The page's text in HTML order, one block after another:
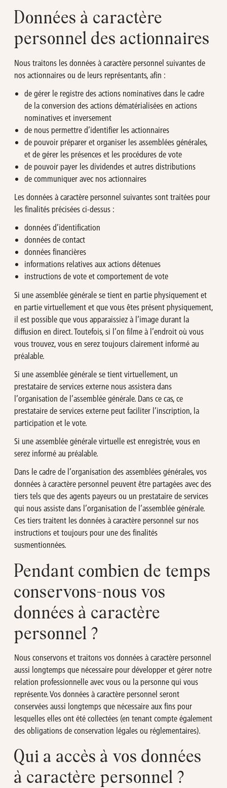
Données à caractère
personnel des actionnaires
Nous traitons les données à caractère personnel suivantes de
nos actionnaires ou de leurs représentants, afin :
de gérer le registre des actions nominatives dans le cadre
de la conversion des actions dématérialisées en actions
nominatives et inversement
de nous permettre d’identifier les actionnaires
de pouvoir préparer et organiser les assemblées générales,
et de gérer les présences et les procédures de vote
de pouvoir payer les dividendes et autres distributions
de communiquer avec nos actionnaires
Les données à caractère personnel suivantes sont traitées pour
les finalités précisées ci-dessus :
données d’identification
données de contact
données financières
informations relatives aux actions détenues
instructions de vote et comportement de vote
Si une assemblée générale se tient en partie physiquement et
en partie virtuellement et que vous êtes présent physiquement,
il est possible que vous apparaissiez à l’image durant la
diffusion en direct. Toutefois, si l’on filme à l’endroit où vous
vous trouvez, vous en serez toujours clairement informé au
préalable.
Si une assemblée générale se tient virtuellement, un
prestataire de services externe nous assistera dans
l’organisation de l’assemblée générale. Dans ce cas, ce
prestataire de services externe peut faciliter l’inscription, la
participation et le vote.
Si une assemblée générale virtuelle est enregistrée, vous en
serez informé au préalable.
Dans le cadre de l’organisation des assemblées générales, vos
données à caractère personnel peuvent être partagées avec des
tiers tels que des agents payeurs ou un prestataire de services
qui nous assiste dans l’organisation de l’assemblée générale.
Ces tiers traitent les données à caractère personnel sur nos
instructions et toujours pour une des finalités
susmentionnées.
Pendant combien de temps
conservons-nous vos
données à caractère
personnel ?
Nous conservons et traitons vos données à caractère personnel
aussi longtemps que nécessaire pour développer et gérer notre
relation professionnelle avec vous ou la personne qui vous
représente. Vos données à caractère personnel seront
conservées aussi longtemps que nécessaire aux fins pour
lesquelles elles ont été collectées (en tenant compte également
des obligations de conservation légales ou réglementaires).
Qui a accès à vos données
à caractère personnel ?